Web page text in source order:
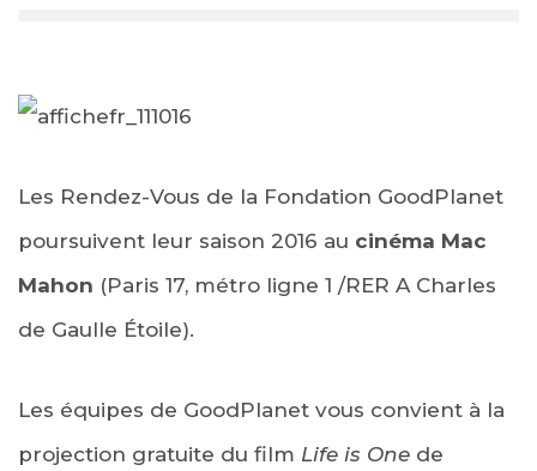
Les Rendez-Vous de la Fondation GoodPlanet
poursuivent leur saison 2016 au cinéma Mac
Mahon (Paris 17, métro ligne 1 /RER A Charles
de Gaulle Étoile).
Les équipes de GoodPlanet vous convient à la
projection gratuite du film Life is One de